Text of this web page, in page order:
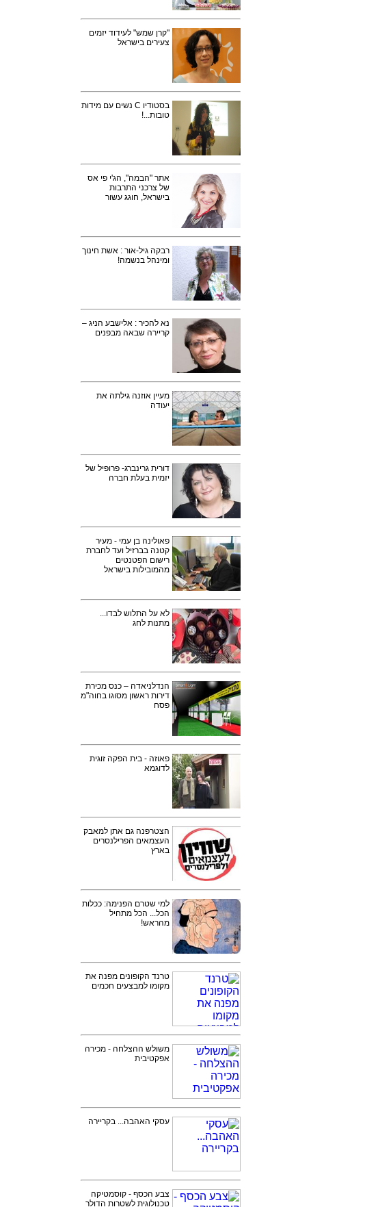
"קרן שמש" לעידוד יזמים
צעירים בישראל
בסטודיו C נשים עם מידות
טובות...!
אתר "הבמה", הג'י פי אס
של צרכני התרבות
בישראל, חוגג עשור
רבקה גיל-אור : אשת חינוך
ומינהל בנשמה!
נא להכיר : אלישבע הניג –
קריירה שבאה מבפנים
מעיין אוזנה גילתה את
יעודה
דורית גרינברג- פרופיל של
יזמית בעלת חברה
פאולינה בן עמי - מעיר
קטנה בברזיל ועד לחברת
רישום הפטנטים
מהמובילות בישראל
לא על התלוש לבדו...
מתנות לחג
הנדלניאדה – כנס מכירת
דירות ראשון מסוגו בחוה"מ
פסח
פאוזה - בית הפקה זוגית
לדוגמא
הצטרפנה גם אתן למאבק
העצמאים הפרילנסרים
בארץ
למי שטרם הפנימה: ככלות
הכל... הכל מתחיל
מהראש!
טרנד הקופונים מפנה את
מקומו למבצעים חכמים
משולש ההצלחה - מכירה
אפקטיבית
עסקי האהבה... בקריירה
צבע הכסף - קוסמטיקה
טכנולוגית לשטרות הדולר